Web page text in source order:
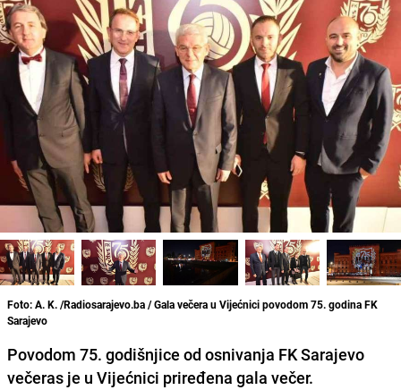
Foto: A. K. /Radiosarajevo.ba / Gala večera u Vijećnici povodom 75. godina FK
Sarajevo
Povodom 75. godišnjice od osnivanja FK Sarajevo
večeras je u Vijećnici priređena gala večer.